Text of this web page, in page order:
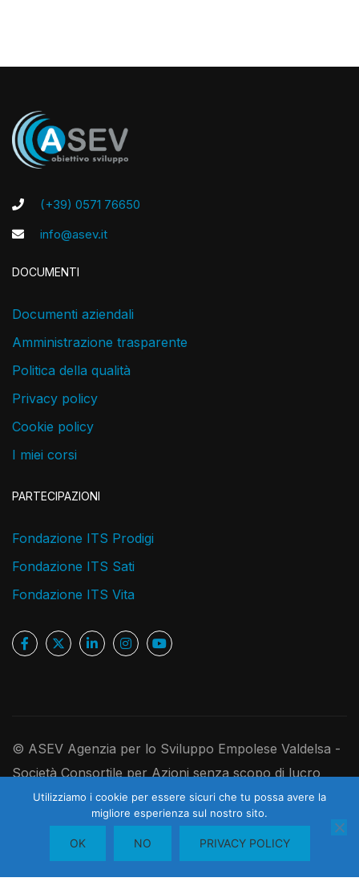
(+39) 0571 76650
info@asev.it
DOCUMENTI
Documenti aziendali
Amministrazione trasparente
Politica della qualità
Privacy policy
Cookie policy
I miei corsi
PARTECIPAZIONI
Fondazione ITS Prodigi
Fondazione ITS Sati
Fondazione ITS Vita
© ASEV Agenzia per lo Sviluppo Empolese Valdelsa -
Società Consortile per Azioni senza scopo di lucro
Ufficio Registro Imprese di Firenze, P.IVA e C.F.
05181410480 - R.E.A. 526891 - Codice Univoco
USAL8PV - Cap. Soc. I. V. 250.000,00 euro
Utilizziamo i cookie per essere sicuri che tu possa avere la
migliore esperienza sul nostro sito.
OK NO PRIVACY POLICY
Contattaci
O
P
E
N
H
A
T